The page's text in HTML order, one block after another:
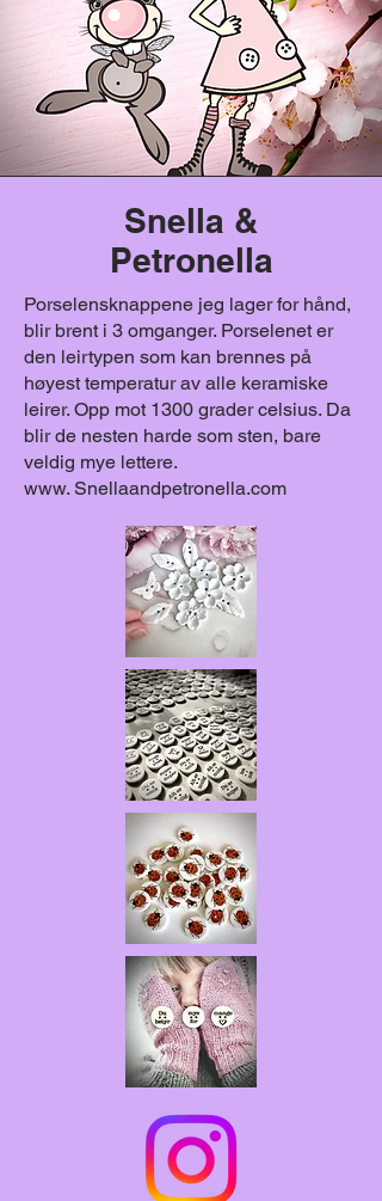
Snella &
Petronella
Porselensknappene jeg lager for hånd,
blir brent i 3 omganger. Porselenet er
den leirtypen som kan brennes på
høyest temperatur av alle keramiske
leirer. Opp mot 1300 grader celsius. Da
blir de nesten harde som sten, bare
veldig mye lettere.
www. Snellaandpetronella.com